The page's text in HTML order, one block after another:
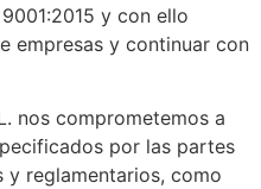
y con ello
empresas y continuar con
nos comprometemos a
por las partes
y reglamentarios, como